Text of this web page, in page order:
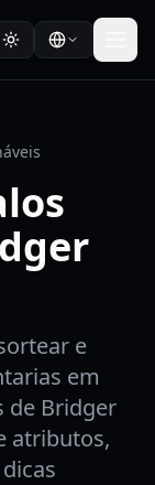
e
em
de Bridger
atributos,